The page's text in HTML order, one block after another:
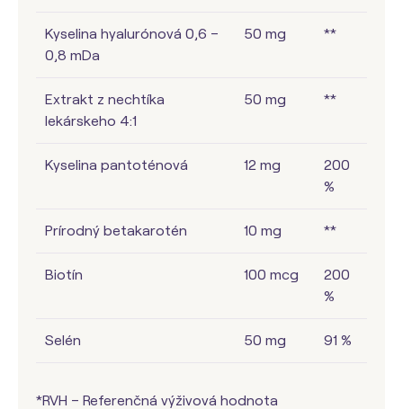
Kyselina hyalurónová 0,6 –
0,8 mDa
50 mg **
Extrakt z nechtíka
lekárskeho 4:1
50 mg **
Kyselina pantoténová 12 mg
200
%
Prírodný betakarotén 10 mg **
Biotín 100 mcg
200
%
Selén 50 mg 91 %
*RVH – Referenčná výživová hodnota